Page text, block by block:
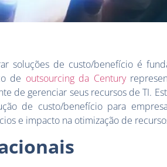
soluções de custo/benefício é
de outsourcing da Century
de gerenciar seus recursos de TI.
de custo/benefício para
e impacto na otimização de